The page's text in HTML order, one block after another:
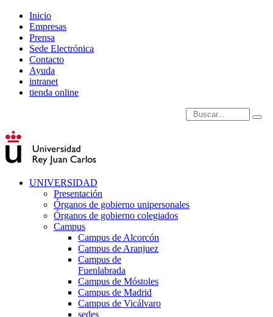
Inicio
Empresas
Prensa
Sede Electrónica
Contacto
Ayuda
intranet
tienda online
Introduce términos de
UNIVERSIDAD
Presentación
Órganos de gobierno unipersonales
Órganos de gobierno colegiados
Campus
Campus de Alcorcón
Campus de Aranjuez
Campus de
Fuenlabrada
Campus de Móstoles
Campus de Madrid
Campus de Vicálvaro
sedes